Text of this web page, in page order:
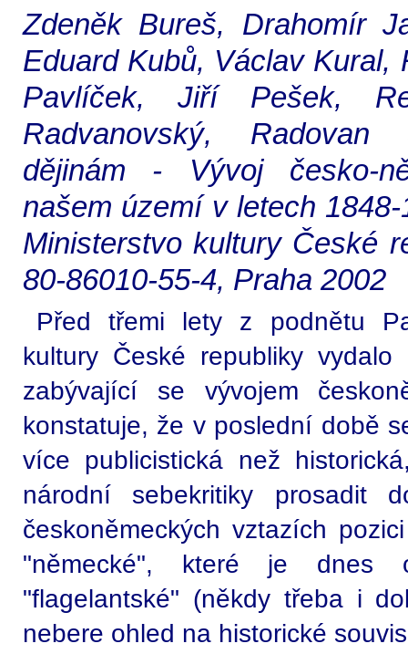
Zdeněk Bureš, Drahomír
Eduard Kubů, Václav Kural,
Pavlíček, Jiří Pešek,
Radvanovský, Radovan
dějinám - Vývoj česko-
našem území v letech
Ministerstvo kultury České
80-86010-55-4, Praha 2002
Před třemi lety z podnětu
kultury České republiky
zabývající se vývojem
konstatuje, že v poslední době
více publicistická než
národní sebekritiky prosadit
českoněmeckých vztazích
"německé", které je dnes
"flagelantské" (někdy třeba i
nebere ohled na historické